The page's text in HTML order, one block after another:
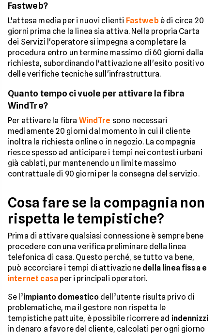
Fastweb?
L'attesa media per i nuovi clienti Fastweb è di circa 20
giorni prima che la linea sia attiva. Nella propria Carta
dei Servizi l'operatore si impegna a completare la
procedura entro un termine massimo di 60 giorni dalla
richiesta, subordinando l'attivazione all'esito positivo
delle verifiche tecniche sull'infrastruttura.
Quanto tempo ci vuole per attivare la fibra
WindTre?
Per attivare la fibra WindTre sono necessari
mediamente 20 giorni dal momento in cui il cliente
inoltra la richiesta online o in negozio. La compagnia
riesce spesso ad anticipare i tempi nei contesti urbani
già cablati, pur mantenendo un limite massimo
contrattuale di 90 giorni per la consegna del servizio.
Cosa fare se la compagnia non
rispetta le tempistiche?
Prima di attivare qualsiasi connessione è sempre bene
procedere con una verifica preliminare della linea
telefonica di casa. Questo perché, se tutto va bene,
può accorciare i tempi di attivazione della linea fissa e
internet casa per i principali operatori.
Se l’impianto domesticodell’utente risulta privo di
problematiche, ma il gestore non rispetta le
tempistiche pattuite, è possibile ricorrere ad indennizzi
in denaro a favore del cliente, calcolati per ogni giorno